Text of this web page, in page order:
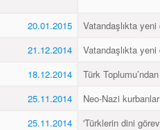
20.01.2015
Vatandaşlıkta
21.12.2014
Vatandaşlıkta
18.12.2014
Türk
25.11.2014
Neo-Nazi
25.11.2014
'Türklerin dini